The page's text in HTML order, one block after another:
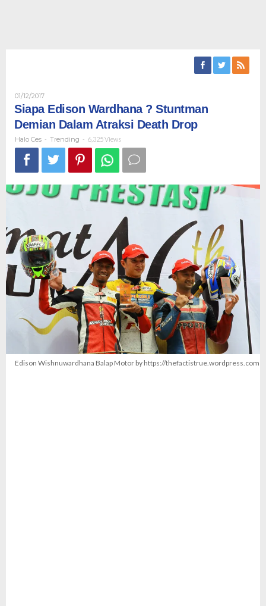
01/12/2017Oleh
Halo
Ces
Siapa Edison Wardhana ? Stuntman
Demian Dalam Atraksi Death Drop
Halo Ces - Trending - 6,325 Views
Edison Wishnuwardhana Balap Motor by https://thefactistrue.wordpress.com